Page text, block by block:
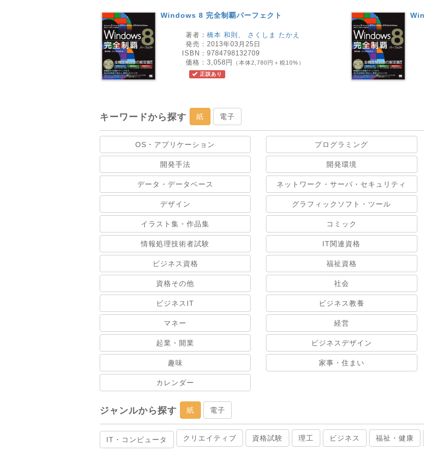
Windows 8 完全制覇パーフェクト
著者： 橋本 和則 、 さくしま たかえ
発売： 2013年03月25日
ISBN： 9784798132709
価格： 3,058円 （本体2,780円＋税10%）
正誤あり
キーワードから探す 紙 電子
OS・アプリケーション プログラミング
開発手法 開発環境
データ・データベース ネットワーク・サーバ・セキュリティ
デザイン グラフィックソフト・ツール
イラスト集・作品集 コミック
情報処理技術者試験 IT関連資格
ビジネス資格 福祉資格
資格その他 社会
ビジネスIT ビジネス教養
マネー 経営
起業・開業 ビジネスデザイン
趣味 家事・住まい
カレンダー
ジャンルから探す 紙 電子
IT・コンピュータ クリエイティブ 資格試験 理工 ビジネス 福祉・健康